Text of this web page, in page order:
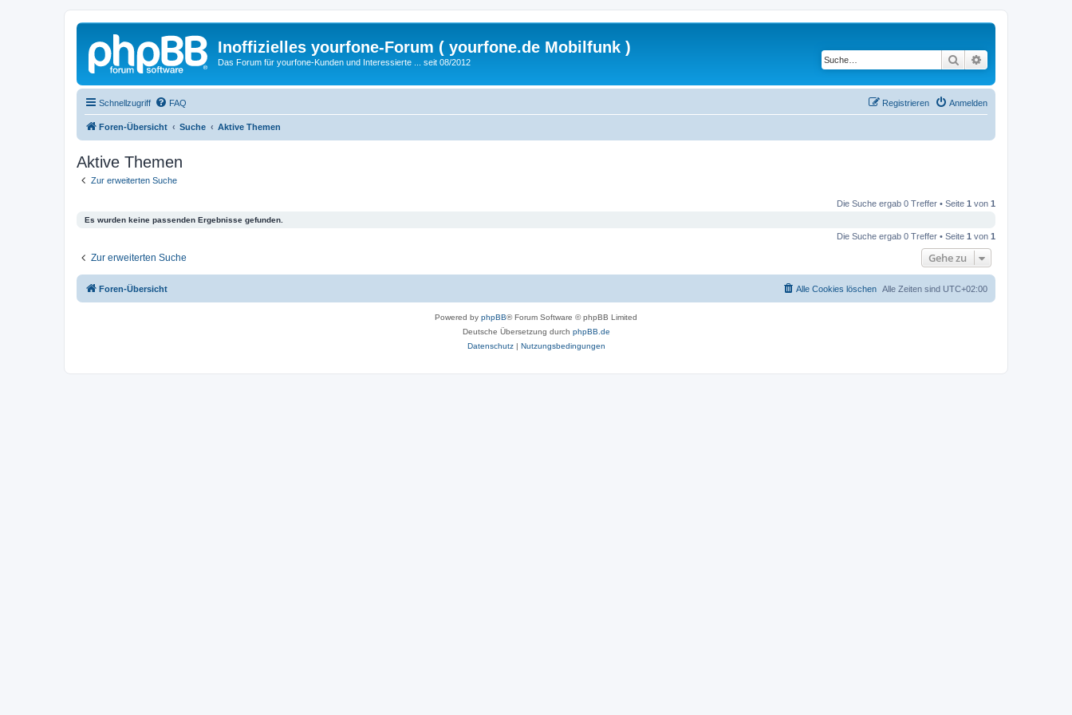
Inoffizielles yourfone-Forum ( yourfone.de Mobilfunk )
Das Forum für yourfone-Kunden und Interessierte ... seit 08/2012 Suche
Schnellzugriff FAQ Anmelden
Registrieren
Foren-Übersicht Suche Aktive Themen
Aktive Themen
Zur erweiterten Suche
Die Suche ergab 0 Treffer • Seite 1 von 1
Es wurden keine passenden Ergebnisse gefunden.
Die Suche ergab 0 Treffer • Seite 1 von 1
Zur erweiterten Suche Gehe zu
Foren-Übersicht Alle Zeiten sind UTC+02:00
Alle Cookies löschen
Powered by phpBB® Forum Software © phpBB Limited
Deutsche Übersetzung durch phpBB.de
Datenschutz| Nutzungsbedingungen